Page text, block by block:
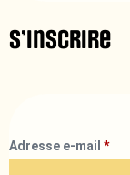
S’inscrire
Adresse e-mail *